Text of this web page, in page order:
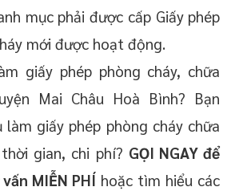
mục phải được cấp Giấy phép
mới được hoạt động.
giấy phép phòng cháy, chữa
Mai Châu Hoà Bình? Bạn
giấy phép phòng cháy chữa
gian, chi phí? GỌI NGAY để
MIỄN PHÍ hoặc tìm hiểu các